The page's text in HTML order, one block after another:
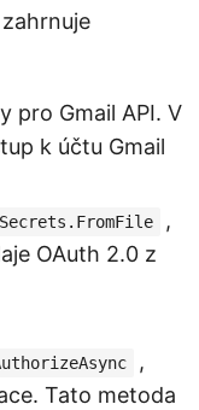
zahrnuje
pro Gmail API. V
k účtu Gmail
,
OAuth 2.0 z
,
Tato metoda